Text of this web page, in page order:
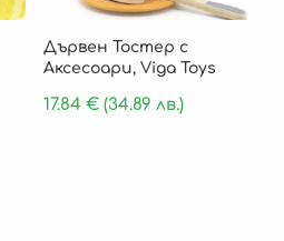
Дървен Тостер с
Аксесоари, Viga Toys
17.84€ (34.89 лв.)